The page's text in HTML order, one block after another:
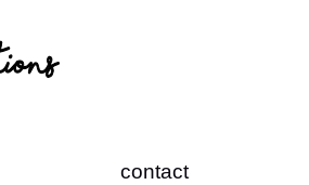
contact